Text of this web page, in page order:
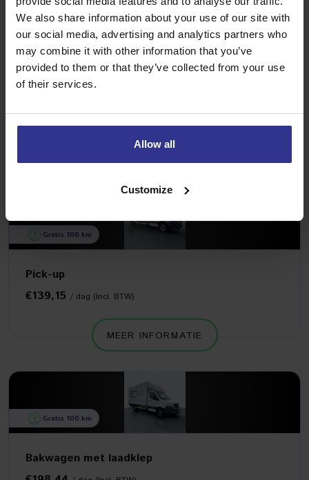
We also share information about your use of our site with
our social media, advertising and analytics partners who
may combine it with other information that you’ve
provided to them or that they’ve collected from your use
of their services.
Allow all
Customize
Gratis 100 km
Grote bestelwagen
€145,20 / dag (Incl. BTW)
MEER INFORMATIE
Gratis 100 km
Pick-up
€139,15 / dag (Incl. BTW)
MEER INFORMATIE
Gratis 100 km
Bakwagen met laadklep